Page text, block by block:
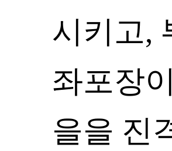
시키고,
좌포장
을을 진